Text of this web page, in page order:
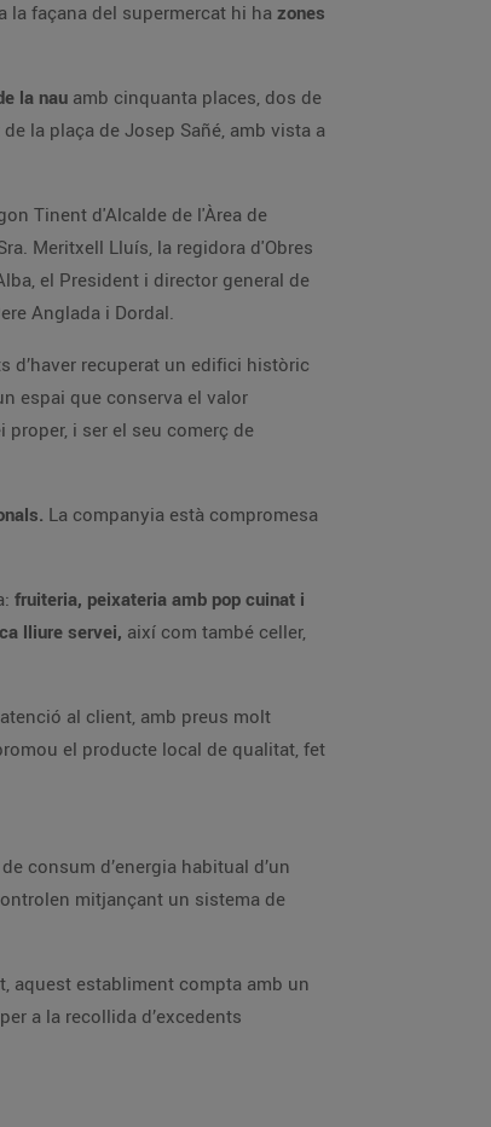
la façana del supermercat hi ha zones
la nau amb cinquanta places, dos de
la plaça de Josep Sañé, amb vista a
Tinent d'Alcalde de l'Àrea de
Meritxell Lluís, la regidora d'Obres
el President i director general de
Anglada i Dordal.
d’haver recuperat un edifici històric
espai que conserva el valor
i ser el seu comerç de
La companyia està compromesa
fruiteria, peixateria amb pop cuinat i
lliure servei, així com també celler,
al client, amb preus molt
el producte local de qualitat, fet
consum d’energia habitual d’un
mitjançant un sistema de
aquest establiment compta amb un
a la recollida d’excedents